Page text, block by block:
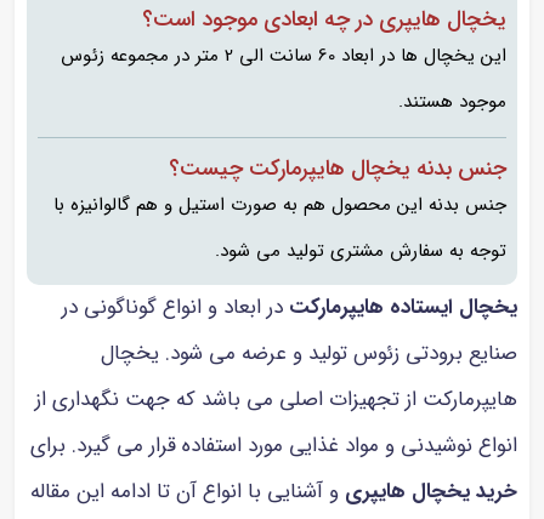
یخچال هایپری در چه ابعادی موجود است؟
این یخچال ها در ابعاد 60 سانت الی 2 متر در مجموعه زئوس
موجود هستند.
جنس بدنه یخچال هایپرمارکت چیست؟
جنس بدنه این محصول هم به صورت استیل و هم گالوانیزه با
توجه به سفارش مشتری تولید می شود.
یخچال ایستاده هایپرمارکت در ابعاد و انواع گوناگونی در
صنایع برودتی زئوس تولید و عرضه می شود. یخچال
هایپرمارکت از تجهیزات اصلی می باشد که جهت نگهداری از
انواع نوشیدنی و مواد غذایی مورد استفاده قرار می گیرد. برای
خرید یخچال هایپری و آشنایی با انواع آن تا ادامه این مقاله